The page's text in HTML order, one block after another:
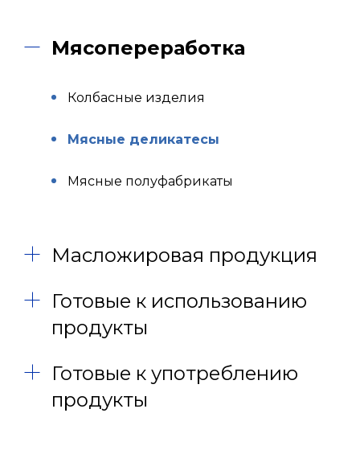
Мясопереработка
Колбасные изделия
Мясные деликатесы
Мясные полуфабрикаты
Масложировая продукция
Готовые к использованию
продукты
Готовые к употреблению
продукты